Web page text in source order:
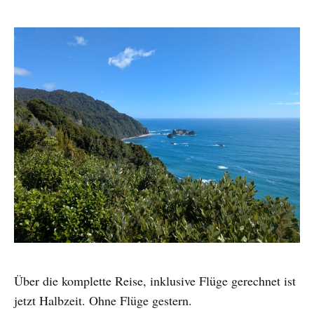
Über die komplette Reise, inklusive Flüge gerechnet ist
jetzt Halbzeit. Ohne Flüge gestern.